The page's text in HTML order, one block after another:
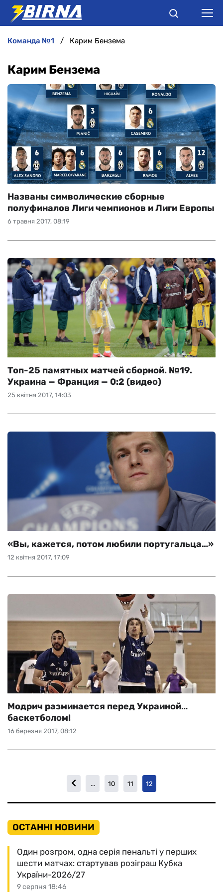
АНАЛІТИКА
ІНТЕРВ'Ю
РІЗНЕ
БУКМЕКЕРИ
команда №1 Карим Бензема
Карим Бензема
6 травня 2017, 08:19
Названы символические сборные
полуфиналов Лиги чемпионов и Лиги Европы
25 квітня 2017, 14:03
Топ-25 памятных матчей сборной. №19.
Украина — Франция — 0:2 (видео)
12 квітня 2017, 17:09
«Вы, кажется, потом любили португальца…»
16 березня 2017, 08:12
Модрич разминается перед Украиной…
баскетболом!
... 10 11 12
ОСТАННІ НОВИНИ
9 серпня 18:46
Один розгром, одна серія пенальті у перших
шести матчах: стартував розіграш Кубка
України-2026/27